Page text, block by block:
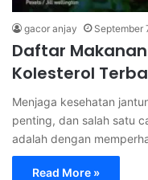
gacor anjay September
Daftar
Kolesterol
Menjaga kesehatan
penting, dan salah satu
adalah dengan
Read More »